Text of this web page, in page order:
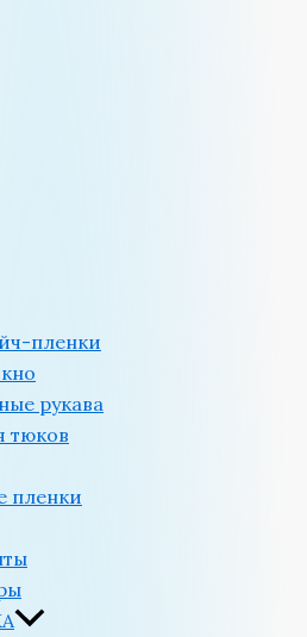
пленки
рукава
тюков
пленки